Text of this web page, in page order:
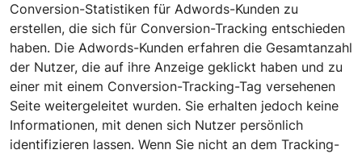
Conversion-Statistiken für Adwords-Kunden zu
erstellen, die sich für Conversion-Tracking entschieden
haben. Die Adwords-Kunden erfahren die Gesamtanzahl
der Nutzer, die auf ihre Anzeige geklickt haben und zu
einer mit einem Conversion-Tracking-Tag versehenen
Seite weitergeleitet wurden. Sie erhalten jedoch keine
Informationen, mit denen sich Nutzer persönlich
identifizieren lassen. Wenn Sie nicht an dem Tracking-